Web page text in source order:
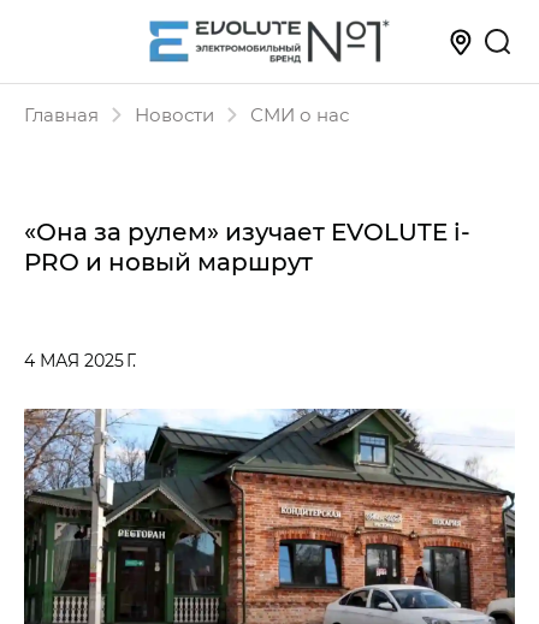
Главная Новости СМИ о нас
«Она за рулем» изучает EVOLUTE i-
PRO и новый маршрут
4 МАЯ 2025 Г.